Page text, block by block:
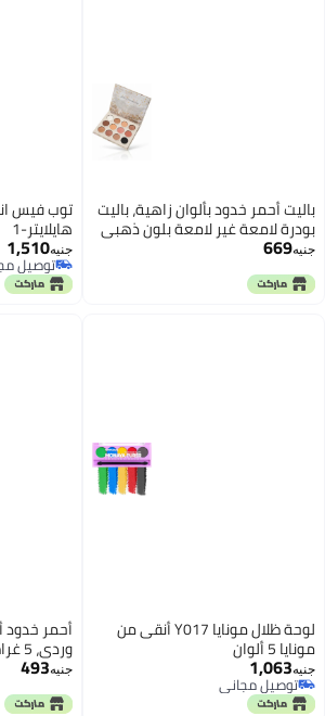
باليت أحمر خدود بألوان زاهية، باليت
بودرة لامعة غير لامعة بلون ذهبي
وردي وبني نيود، تغطية تدوم طويلاً
ومقاومة للماء - 12 لونًا
جنيه669
توب فيس
هايلايتر-1
جنيه1,510
توصيل
توصيل
لوحة ظلال مونايا Y017 أنقى من
مونايا 5 ألوان
جنيه1,063
توصيل مجاني
توصيل مجاني
وردي، 5 غرام
جنيه493